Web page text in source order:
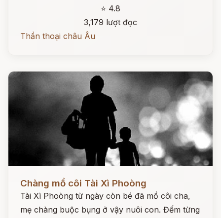
⭐ 4.8
3,179 lượt đọc
Thần thoại châu Âu
Chàng mồ côi Tài Xì Phoòng
Tài Xì Phoòng từ ngày còn bé đã mồ côi cha,
mẹ chàng buộc bụng ở vậy nuôi con. Đếm từng